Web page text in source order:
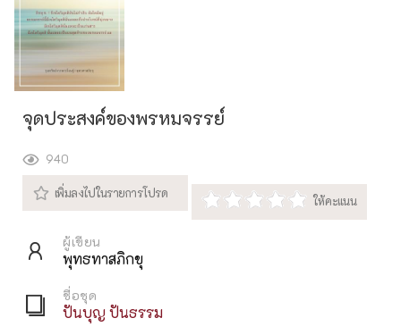
จุดประสงค์ของพรหมจรรย์
940
ผู้เขียน
พุทธทาสภิกขุ
ชื่อชุด
ปันบุญ ปันธรรม